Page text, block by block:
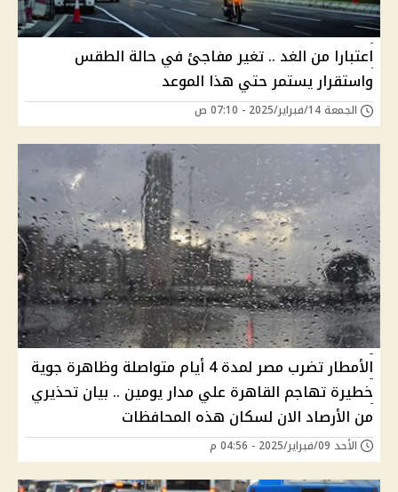
اعتبارا من الغد .. تغير مفاجئ في حالة الطقس
واستقرار يستمر حتي هذا الموعد
الجمعة 14/فبراير/2025 - 07:10 ص
الأمطار تضرب مصر لمدة 4 أيام متواصلة وظاهرة جوية
خطيرة تهاجم القاهرة علي مدار يومين .. بيان تحذيري
من الأرصاد الان لسكان هذه المحافظات
الأحد 09/فبراير/2025 - 04:56 م